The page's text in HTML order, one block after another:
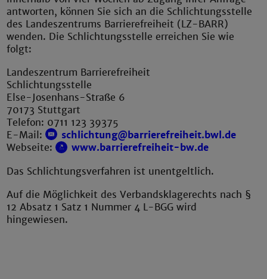
antworten, können Sie sich an die Schlichtungsstelle
des Landeszentrums Barrierefreiheit (LZ-BARR)
wenden. Die Schlichtungsstelle erreichen Sie wie
folgt:
Landeszentrum Barrierefreiheit
Schlichtungsstelle
Else-Josenhans-Straße 6
70173 Stuttgart
Telefon: 0711 123 39375
E-Mail:
schlichtung@barrierefreiheit.bwl.de
Webseite:
www.barrierefreiheit-bw.de
Das Schlichtungsverfahren ist unentgeltlich.
Auf die Möglichkeit des Verbandsklagerechts nach §
12 Absatz 1 Satz 1 Nummer 4 L-BGG wird
hingewiesen.